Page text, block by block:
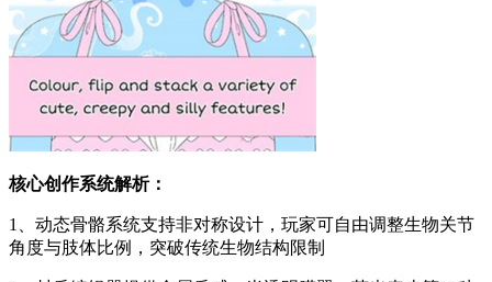
核心创作系统解析：
1、动态骨骼系统支持非对称设计，玩家可自由调整生物关节
角度与肢体比例，突破传统生物结构限制